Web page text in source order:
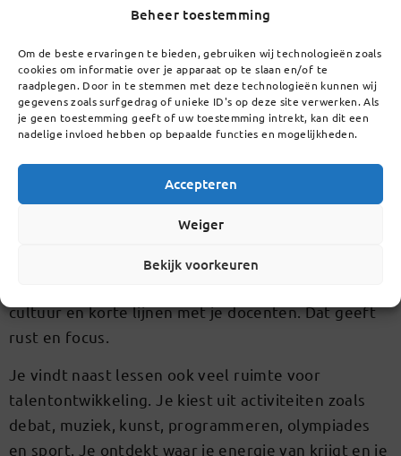
Beheer toestemming
Om de beste ervaringen te bieden, gebruiken wij technologieën zoals
cookies om informatie over je apparaat op te slaan en/of te
raadplegen. Door in te stemmen met deze technologieën kunnen wij
gegevens zoals surfgedrag of unieke ID's op deze site verwerken. Als
je geen toestemming geeft of uw toestemming intrekt, kan dit een
nadelige invloed hebben op bepaalde functies en mogelijkheden.
Accepteren
Weiger
Bekijk voorkeuren
Waarom kiezen voor onze
middelbare school voor
havo?
Als middelbare school voor havo biedt LCL een
een veilige, inspirerende omgeving. Je mentor kent
je, ziet je voortgang en helpt je bij keuzes. Je
cultuur en korte lijnen met je docenten. Dat geeft
rust en focus.
Je vindt naast lessen ook veel ruimte voor
talentontwikkeling. Je kiest uit activiteiten zoals
debat, muziek, kunst, programmeren, olympiades
en sport. Je ontdekt waar je energie van krijgt en je